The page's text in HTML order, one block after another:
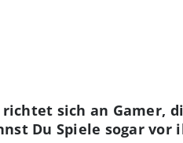
richtet sich an Gamer,
Du Spiele sogar